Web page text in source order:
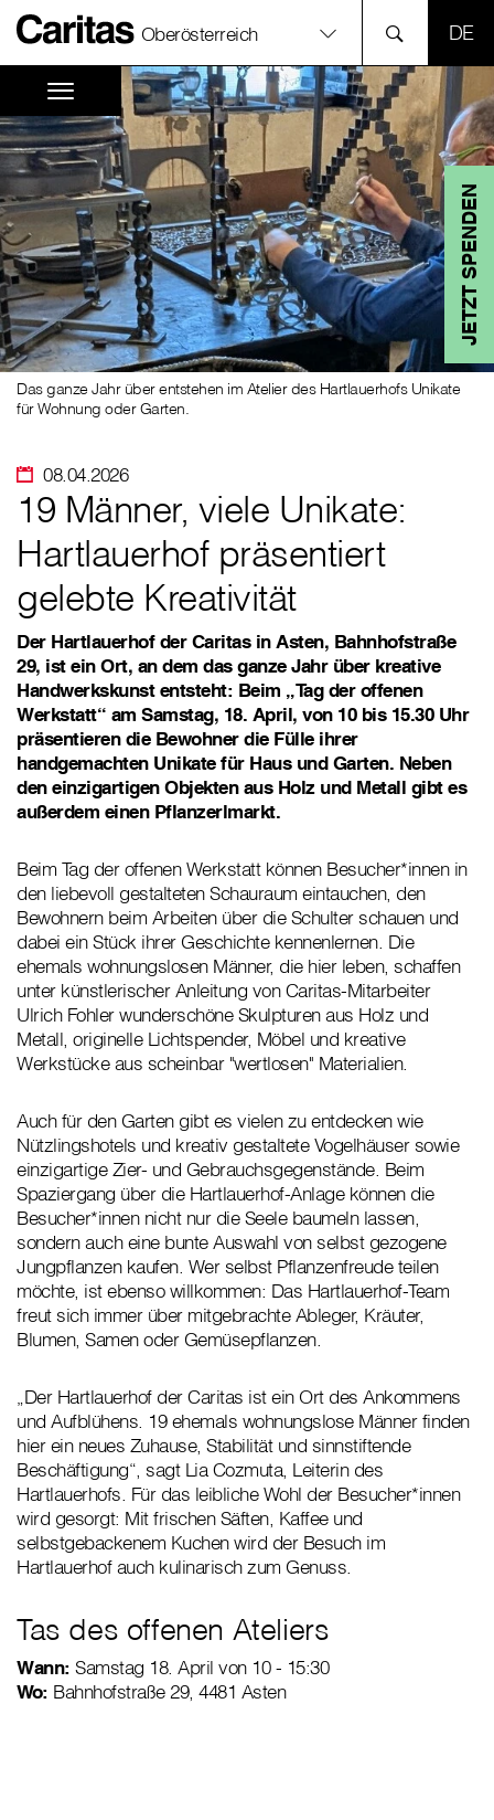
Oberösterreich
JETZT SPENDEN
08.04.2026
Das ganze Jahr über entstehen im Atelier des Hartlauerhofs Unikate
für Wohnung oder Garten.
19 Männer, viele Unikate:
Hartlauerhof präsentiert
gelebte Kreativität
Der Hartlauerhof der Caritas in Asten, Bahnhofstraße
29, ist ein Ort, an dem das ganze Jahr über kreative
Handwerkskunst entsteht: Beim „Tag der offenen
Werkstatt“ am Samstag, 18. April, von 10 bis 15.30 Uhr
präsentieren die Bewohner die Fülle ihrer
handgemachten Unikate für Haus und Garten. Neben
den einzigartigen Objekten aus Holz und Metall gibt es
außerdem einen Pflanzerlmarkt.
Beim Tag der offenen Werkstatt können Besucher*innen in
den liebevoll gestalteten Schauraum eintauchen, den
Bewohnern beim Arbeiten über die Schulter schauen und
dabei ein Stück ihrer Geschichte kennenlernen. Die
ehemals wohnungslosen Männer, die hier leben, schaffen
unter künstlerischer Anleitung von Caritas-Mitarbeiter
Ulrich Fohler wunderschöne Skulpturen aus Holz und
Metall, originelle Lichtspender, Möbel und kreative
Werkstücke aus scheinbar "wertlosen" Materialien.
Auch für den Garten gibt es vielen zu entdecken wie
Nützlingshotels und kreativ gestaltete Vogelhäuser sowie
einzigartige Zier- und Gebrauchsgegenstände. Beim
Spaziergang über die Hartlauerhof-Anlage können die
Besucher*innen nicht nur die Seele baumeln lassen,
sondern auch eine bunte Auswahl von selbst gezogene
Jungpflanzen kaufen. Wer selbst Pflanzenfreude teilen
möchte, ist ebenso willkommen: Das Hartlauerhof-Team
freut sich immer über mitgebrachte Ableger, Kräuter,
Blumen, Samen oder Gemüsepflanzen.
„Der Hartlauerhof der Caritas ist ein Ort des Ankommens
und Aufblühens. 19 ehemals wohnungslose Männer finden
hier ein neues Zuhause, Stabilität und sinnstiftende
Beschäftigung“, sagt Lia Cozmuta, Leiterin des
Hartlauerhofs. Für das leibliche Wohl der Besucher*innen
wird gesorgt: Mit frischen Säften, Kaffee und
selbstgebackenem Kuchen wird der Besuch im
Hartlauerhof auch kulinarisch zum Genuss.
Tas des offenen Ateliers
Wann: Samstag 18. April von 10 - 15:30
Wo: Bahnhofstraße 29, 4481 Asten